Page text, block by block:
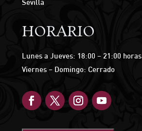
Sevilla
HORARIO
Lunes a Jueves: 18:00 – 21:00 horas
Viernes – Domingo: Cerrado